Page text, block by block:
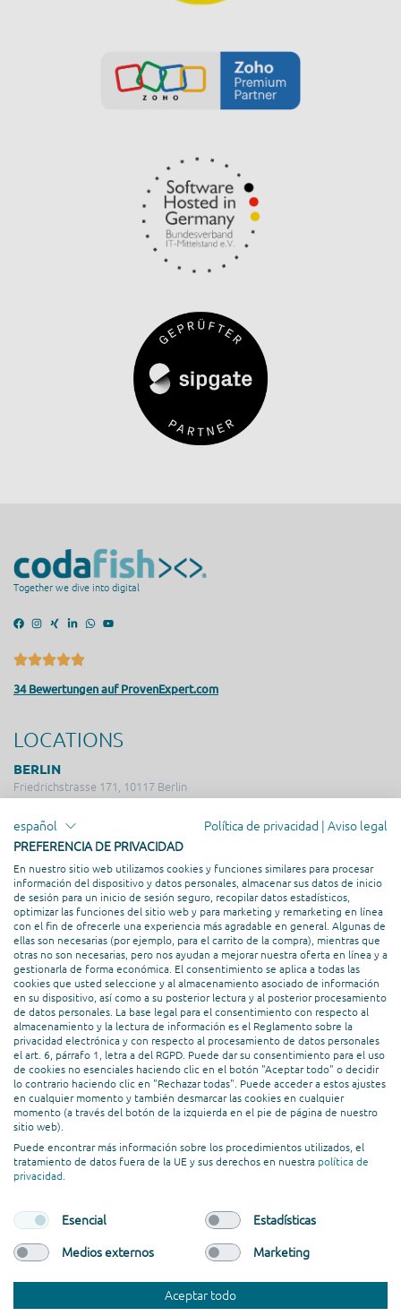
Together we dive into digital
34 Bewertungen auf ProvenExpert.com
LOCATIONS
BERLIN
Friedrichstrasse 171, 10117 Berlin
Am Altenfeldsdeich 56, 25371 Seestermühe
MADRID
Calle de Serrano, 19, 4º derecha, 28001 Madrid
ISLAS CANARIAS
Calle Majanicho, 100, 834, 35650 Lajares
SERVICES
PROFESSIONAL ASSOCIATION
© codafish GmbH. All rights reserved.
Términos y Condiciones Aviso Legal Política de Privacidad
español Política de privacidad | Aviso legal
PREFERENCIA DE PRIVACIDAD
En nuestro sitio web utilizamos cookies y funciones similares para procesar
información del dispositivo y datos personales, almacenar sus datos de inicio
de sesión para un inicio de sesión seguro, recopilar datos estadísticos,
optimizar las funciones del sitio web y para marketing y remarketing en línea
con el fin de ofrecerle una experiencia más agradable en general. Algunas de
ellas son necesarias (por ejemplo, para el carrito de la compra), mientras que
otras no son necesarias, pero nos ayudan a mejorar nuestra oferta en línea y a
gestionarla de forma económica. El consentimiento se aplica a todas las
cookies que usted seleccione y al almacenamiento asociado de información
en su dispositivo, así como a su posterior lectura y al posterior procesamiento
de datos personales. La base legal para el consentimiento con respecto al
almacenamiento y la lectura de información es el Reglamento sobre la
privacidad electrónica y con respecto al procesamiento de datos personales
el art. 6, párrafo 1, letra a del RGPD. Puede dar su consentimiento para el uso
de cookies no esenciales haciendo clic en el botón "Aceptar todo" o decidir
lo contrario haciendo clic en "Rechazar todas". Puede acceder a estos ajustes
en cualquier momento y también desmarcar las cookies en cualquier
momento (a través del botón de la izquierda en el pie de página de nuestro
sitio web).
Puede encontrar más información sobre los procedimientos utilizados, el
tratamiento de datos fuera de la UE y sus derechos en nuestra política de
privacidad
Esencial Estadísticas
Medios externos Marketing
Aceptar todo